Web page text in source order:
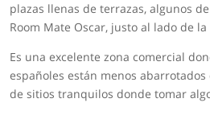
plazas llenas de terrazas, algunos
Room Mate Oscar, justo al lado de la
Es una excelente zona comercial
españoles están menos
de sitios tranquilos donde tomar